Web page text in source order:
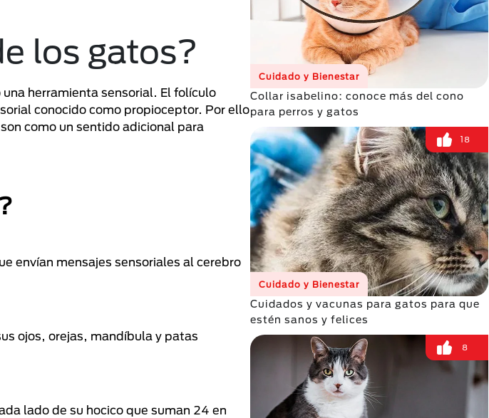
los gatos?
herramienta sensorial. El folículo
conocido como propioceptor. Por ello
como un sentido adicional para
envían mensajes sensoriales al cerebro
ojos, orejas, mandíbula y patas
lado de su hocico que suman 24 en
Cuidado y Bienestar
Collar isabelino: conoce más del cono
para perros y gatos
18
Cuidado y Bienestar
Cuidados y vacunas para gatos para que
estén sanos y felices
8